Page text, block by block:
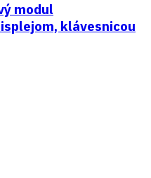
modul
klávesnicou